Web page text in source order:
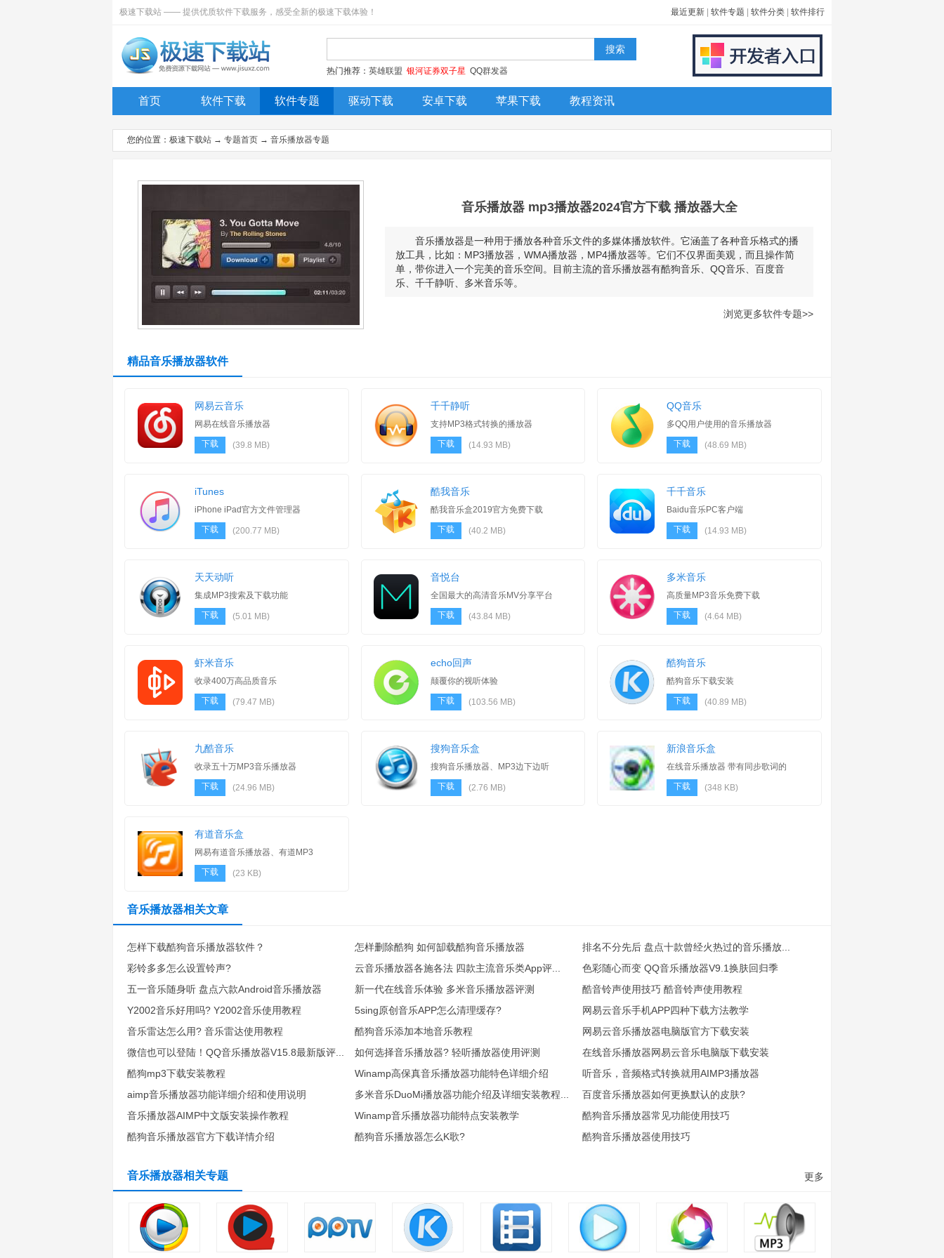
极速下载站 —— 提供优质软件下载服务，感受全新的极速下载体验！ 最近更新| 软件专题 软件分类| 软件排行
热门推荐： 英雄联盟 银河证券双子星 QQ群发器
首页 软件下载 软件专题 驱动下载 安卓下载 苹果下载 教程资讯
今日更新 排行榜
装机必备
您的位置： 极速下载站 → 专题首页 → 音乐播放器专题
音乐播放器 mp3播放器2024官方下载 播放器大全
音乐播放器是一种用于播放各种音乐文件的多媒体播放软件。它涵盖了各种音乐格式的播
放工具，比如：MP3播放器，WMA播放器，MP4播放器等。它们不仅界面美观，而且操作简
单，带你进入一个完美的音乐空间。目前主流的音乐播放器有酷狗音乐、QQ音乐、百度音
乐、千千静听、多米音乐等。
浏览更多软件专题>>
精品音乐播放器软件
网易云音乐
网易在线音乐播放器
下载
(39.8 MB)
千千静听
支持MP3格式转换的播放器
下载
(14.93 MB)
QQ音乐
多QQ用户使用的音乐播放器
下载
(48.69 MB)
iTunes
iPhone iPad官方文件管理器
下载
(200.77 MB)
酷我音乐
酷我音乐盒2019官方免费下载
下载
(40.2 MB)
千千音乐
Baidu音乐PC客户端
下载
(14.93 MB)
天天动听
集成MP3搜索及下载功能
下载
(5.01 MB)
音悦台
全国最大的高清音乐MV分享平台
下载
(43.84 MB)
多米音乐
高质量MP3音乐免费下载
下载
(4.64 MB)
虾米音乐
收录400万高品质音乐
下载
(79.47 MB)
echo回声
颠覆你的视听体验
下载
(103.56 MB)
酷狗音乐
酷狗音乐下载安装
下载
(40.89 MB)
九酷音乐
收录五十万MP3音乐播放器
下载
(24.96 MB)
搜狗音乐盒
搜狗音乐播放器、MP3边下边听
下载
(2.76 MB)
新浪音乐盒
在线音乐播放器 带有同步歌词的
播放
下载 (348 KB)
有道音乐盒
网易有道音乐播放器、有道MP3
播放器
下载 (23 KB)
音乐播放器相关文章
怎样下载酷狗音乐播放器软件？ 怎样删除酷狗 如何缷载酷狗音乐播放器
排名不分先后 盘点十款曾经火热过的音乐播放...
彩铃多多怎么设置铃声?
云音乐播放器各施各法 四款主流音乐类App评...
色彩随心而变 QQ音乐播放器V9.1换肤回归季
五一音乐随身听 盘点六款Android音乐播放器
新一代在线音乐体验 多米音乐播放器评测
酷音铃声使用技巧 酷音铃声使用教程
Y2002音乐好用吗? Y2002音乐使用教程
5sing原创音乐APP怎么清理缓存?
网易云音乐手机APP四种下载方法教学
音乐雷达怎么用? 音乐雷达使用教程
酷狗音乐添加本地音乐教程
网易云音乐播放器电脑版官方下载安装
微信也可以登陆！QQ音乐播放器V15.8最新版评...
如何选择音乐播放器? 轻听播放器使用评测
在线音乐播放器网易云音乐电脑版下载安装
酷狗mp3下载安装教程
Winamp高保真音乐播放器功能特色详细介绍
听音乐，音频格式转换就用AIMP3播放器
aimp音乐播放器功能详细介绍和使用说明
多米音乐DuoMi播放器功能介绍及详细安装教程...
百度音乐播放器如何更换默认的皮肤?
音乐播放器AIMP中文版安装操作教程
Winamp音乐播放器功能特点安装教学
酷狗音乐播放器常见功能使用技巧
酷狗音乐播放器官方下载详情介绍
酷狗音乐播放器怎么K歌? 酷狗音乐播放器使用技巧
更多
音乐播放器相关专题